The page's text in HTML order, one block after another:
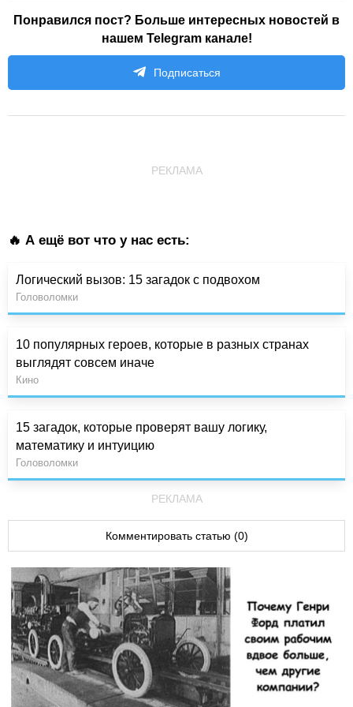
Понравился пост? Больше интересных новостей в
нашем Telegram канале!
Подписаться
РЕКЛАМА
🔥 А ещё вот что у нас есть:
Логический вызов: 15 загадок с подвохом
Головоломки
10 популярных героев, которые в разных странах
выглядят совсем иначе
Кино
15 загадок, которые проверят вашу логику,
математику и интуицию
Головоломки
РЕКЛАМА
Комментировать статью (0)